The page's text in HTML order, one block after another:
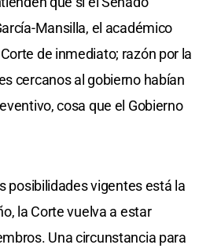
Mansilla, el académico
de inmediato; razón por la
cercanos al gobierno habían
cosa que el Gobierno
posibilidades vigentes está la
la Corte vuelva a estar
Una circunstancia para